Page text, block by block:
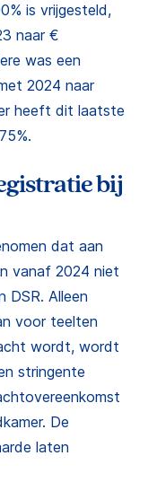
is vrijgesteld,
naar €
was een
2024 naar
heeft dit laatste
bij
dat aan
vanaf 2024 niet
DSR. Alleen
voor teelten
wordt, wordt
stringente
De
laten